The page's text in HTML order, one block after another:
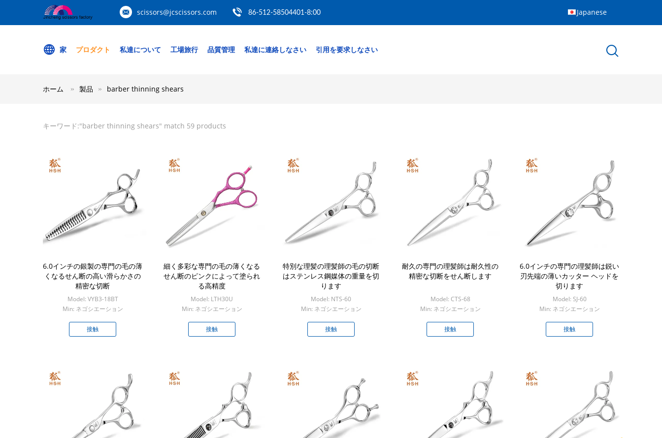
scissors@jcscissors.com 86-512-58504401-8:00 Japanese
家 プロダクト 私達について 工場旅行 品質管理 私達に連絡しなさい 引用を要求しなさい
ホーム 製品 barber thinning shears
キーワード:"barber thinning shears" match 59 products
6.0インチの銀製の専門の毛の薄
くなるせん断の高い滑らかさの
精密な切断
Model: VYB3-18BT
Min: ネゴシエーション
接触
細く多彩な専門の毛の薄くなる
せん断のピンクによって塗られ
る高精度
Model: LTH30U
Min: ネゴシエーション
接触
特別な理髪の理髪師の毛の切断
はステンレス鋼媒体の重量を切
ります
Model: NTS-60
Min: ネゴシエーション
接触
耐久の専門の理髪師は耐久性の
精密な切断をせん断します
Model: CTS-68
Min: ネゴシエーション
接触
6.0インチの専門の理髪師は鋭い
刃先端の薄いカッター ヘッドを
切ります
Model: SJ-60
Min: ネゴシエーション
接触